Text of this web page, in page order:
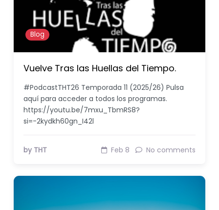
Blog
Vuelve Tras las Huellas del Tiempo.
#PodcastTHT26 Temporada 11 (2025/26) Pulsa
aquí para acceder a todos los programas.
https://youtu.be/7mxu_TbmRS8?
si=-2kydkh60gn_I42l
by THT Feb 8 No comments